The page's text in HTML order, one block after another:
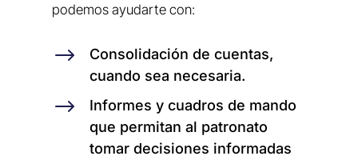
podemos ayudarte con:
$
Consolidación de cuentas,
cuando sea necesaria.
$
Informes y cuadros de mando
que permitan al patronato
tomar decisiones informadas